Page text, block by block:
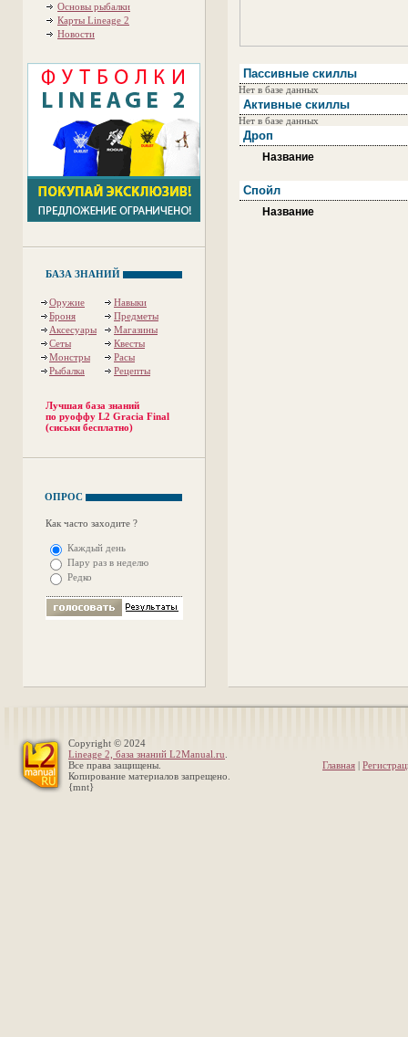
Основы рыбалки
Карты Lineage 2
Новости
БАЗА ЗНАНИЙ
Оружие
Навыки
Броня
Предметы
Аксесуары
Магазины
Сеты
Квесты
Монстры
Расы
Рыбалка
Рецепты
Лучшая база знаний
по руоффу L2 Gracia Final
(сиськи бесплатно)
ОПРОС
Как часто заходите ?
Каждый день
Пару раз в неделю
Редко
Пассивные скиллы
Нет в базе данных
Активные скиллы
Нет в базе данных
Дроп
Название
Спойл
Название
Copyright © 2024
Lineage 2, база знаний L2Manual.ru
Все права защищены.
Копирование материалов запрещено.
{mnt}
Главная |